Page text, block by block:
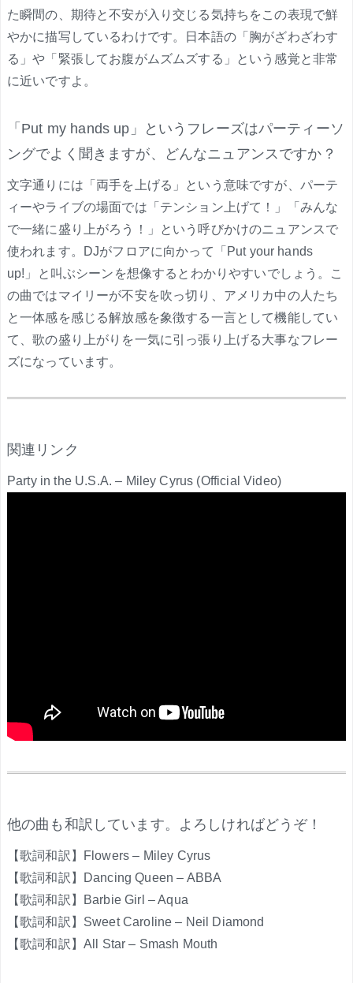
た瞬間の、期待と不安が入り交じる気持ちをこの表現で鮮
やかに描写しているわけです。日本語の「胸がざわざわす
る」や「緊張してお腹がムズムズする」という感覚と非常
に近いですよ。
「Put my hands up」というフレーズはパーティーソ
ングでよく聞きますが、どんなニュアンスですか？
文字通りには「両手を上げる」という意味ですが、パーテ
ィーやライブの場面では「テンション上げて！」「みんな
で一緒に盛り上がろう！」という呼びかけのニュアンスで
使われます。DJがフロアに向かって「Put your hands
up!」と叫ぶシーンを想像するとわかりやすいでしょう。こ
の曲ではマイリーが不安を吹っ切り、アメリカ中の人たち
と一体感を感じる解放感を象徴する一言として機能してい
て、歌の盛り上がりを一気に引っ張り上げる大事なフレー
ズになっています。
関連リンク
Party in the U.S.A. – Miley Cyrus (Official Video)
他の曲も和訳しています。よろしければどうぞ！
【歌詞和訳】Flowers – Miley Cyrus
【歌詞和訳】Dancing Queen – ABBA
【歌詞和訳】Barbie Girl – Aqua
【歌詞和訳】Sweet Caroline – Neil Diamond
【歌詞和訳】All Star – Smash Mouth